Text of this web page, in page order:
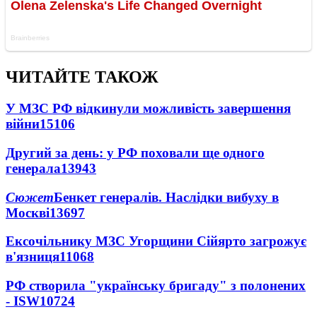
ЧИТАЙТЕ ТАКОЖ
У МЗС РФ відкинули можливість завершення
війни15106
Другий за день: у РФ поховали ще одного
генерала13943
СюжетБенкет генералів. Наслідки вибуху в
Москві13697
Ексочільнику МЗС Угорщини Сійярто загрожує
в'язниця11068
РФ створила "українську бригаду" з полонених
- ISW10724